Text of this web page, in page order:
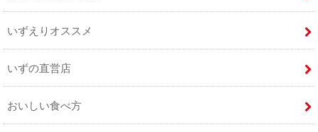
いずえりオススメ
いずの直営店
おいしい食べ方